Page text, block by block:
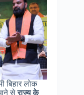
बिहार लोक
आने सेराज्य के